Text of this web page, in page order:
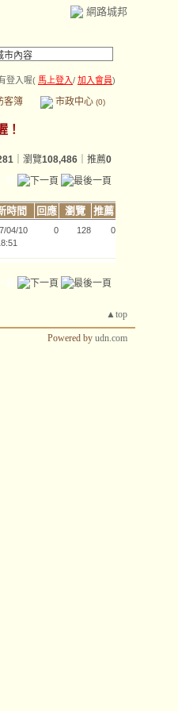
網路城邦
登入喔( 馬上登入/ 加入會員)
客簿 市政中心 (0)
｜瀏覽108,486 ｜推薦0
時間 回應 瀏覽
推薦
04/10
0 128 0
▲top
Powered by udn.com